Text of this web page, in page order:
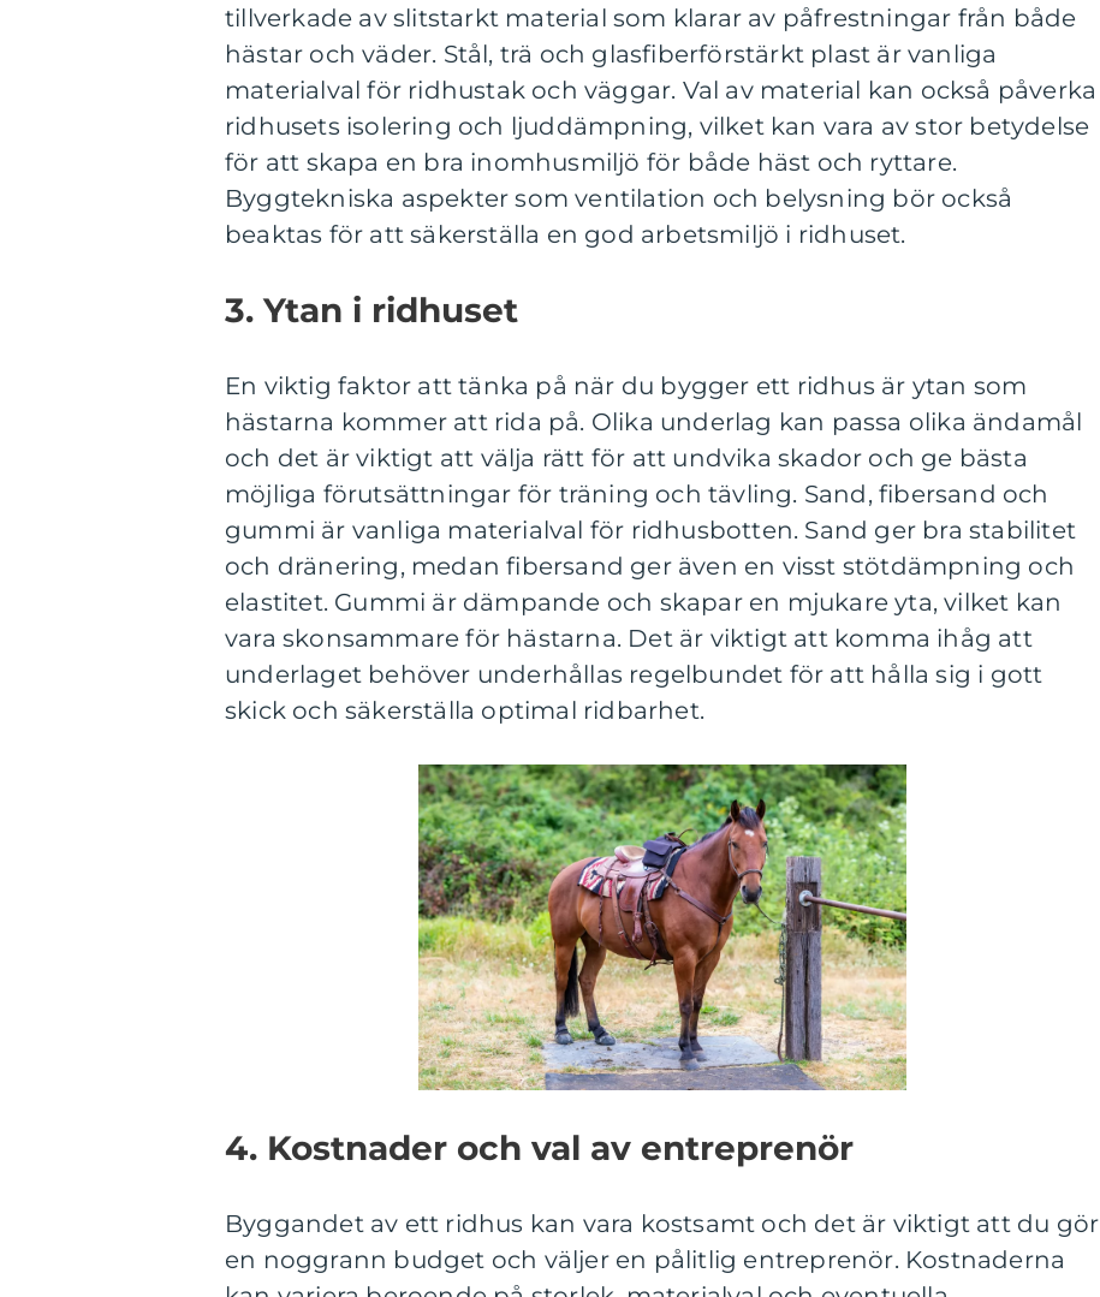
tillverkade av slitstarkt material som klarar av påfrestningar från både
hästar och väder. Stål, trä och glasfiberförstärkt plast är vanliga
materialval för ridhustak och väggar. Val av material kan också påverka
ridhusets isolering och ljuddämpning, vilket kan vara av stor betydelse
för att skapa en bra inomhusmiljö för både häst och ryttare.
Byggtekniska aspekter som ventilation och belysning bör också
beaktas för att säkerställa en god arbetsmiljö i ridhuset.
3. Ytan i ridhuset
En viktig faktor att tänka på när du bygger ett ridhus är ytan som
hästarna kommer att rida på. Olika underlag kan passa olika ändamål
och det är viktigt att välja rätt för att undvika skador och ge bästa
möjliga förutsättningar för träning och tävling. Sand, fibersand och
gummi är vanliga materialval för ridhusbotten. Sand ger bra stabilitet
och dränering, medan fibersand ger även en visst stötdämpning och
elastitet. Gummi är dämpande och skapar en mjukare yta, vilket kan
vara skonsammare för hästarna. Det är viktigt att komma ihåg att
underlaget behöver underhållas regelbundet för att hålla sig i gott
skick och säkerställa optimal ridbarhet.
4. Kostnader och val av entreprenör
Byggandet av ett ridhus kan vara kostsamt och det är viktigt att du gör
en noggrann budget och väljer en pålitlig entreprenör. Kostnaderna